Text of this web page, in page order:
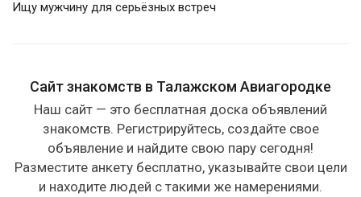
Ищу мужчину для серьёзных встреч
Сайт знакомств в Талажском Авиагородке
Наш сайт — это бесплатная доска объявлений
знакомств. Регистрируйтесь, создайте свое
объявление и найдите свою пару сегодня!
Разместите анкету бесплатно, указывайте свои цели
и находите людей с такими же намерениями.